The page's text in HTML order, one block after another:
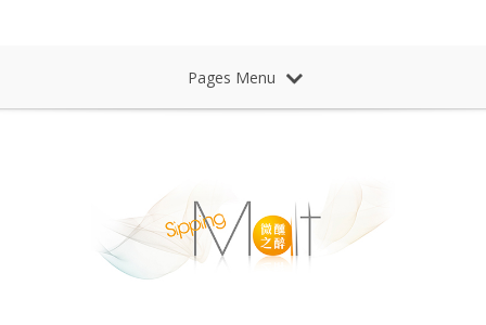
Pages Menu